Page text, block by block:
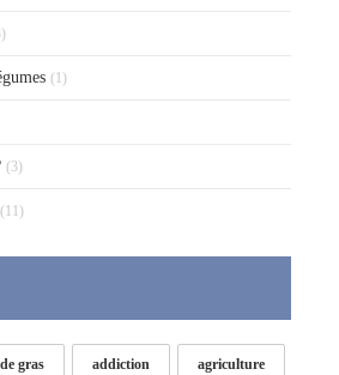
(1)
(3)
(11)
gras addiction agriculture